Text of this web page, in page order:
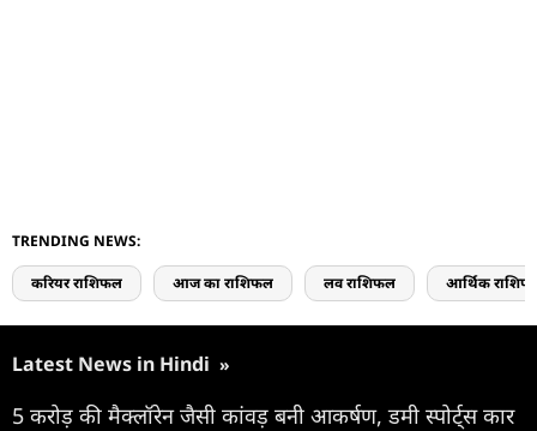
TRENDING NEWS:
करियर राशिफल आज का राशिफल लव राशिफल आर्थिक
Latest News in Hindi »
5 करोड़ की मैक्लॉरेन जैसी कांवड़ बनी आकर्षण, डमी स्पोर्ट्स कार